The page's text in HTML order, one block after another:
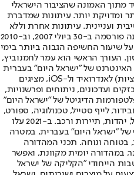
מתוך האמונה שהציבור הישראלי
ומדויקת יותר. עיתונות שמדברת
ועניינית. עיתונות אחרת וללא
תשלום. המהדורה המודפסת הראשונה פורסמה ב-30 ביולי 2007, וב-2010
שיעור החשיפה הגבוה ביותר בימי
העורך הראשי הוא עמר לחמנוביץ,
של "ישראל היום" בעברית
ובאנגלית, כמו כן היישומונים (אפליקציות) לאנדרואיד ול-iOS, מציגים
ועדכונים, ניתוחים ופרשנויות,
הדיגיטל של "ישראל היום"
לייף סטייל, טכנולוגיה, ספורט,
כלכלה וצרכנות, בריאות, חיילים, אוכל, יהדות, תיירות ורכב. ב-2021 עלו
של "ישראל היום" בעברית, במטרה
בטוחה ונוחה. תכני המהדורה
במהדורה יומית מקוונת, ואפשר
הייחודי "הקליקה של ישראל